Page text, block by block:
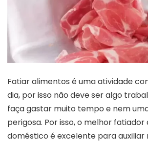
Fatiar alimentos é uma atividade
dia, por isso não deve ser algo
faça gastar muito tempo e nem
perigosa. Por isso, o melhor fatiador
doméstico é excelente para